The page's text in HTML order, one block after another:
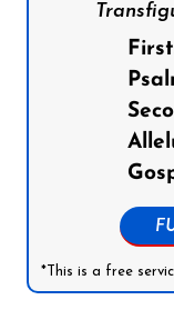
*This is a free